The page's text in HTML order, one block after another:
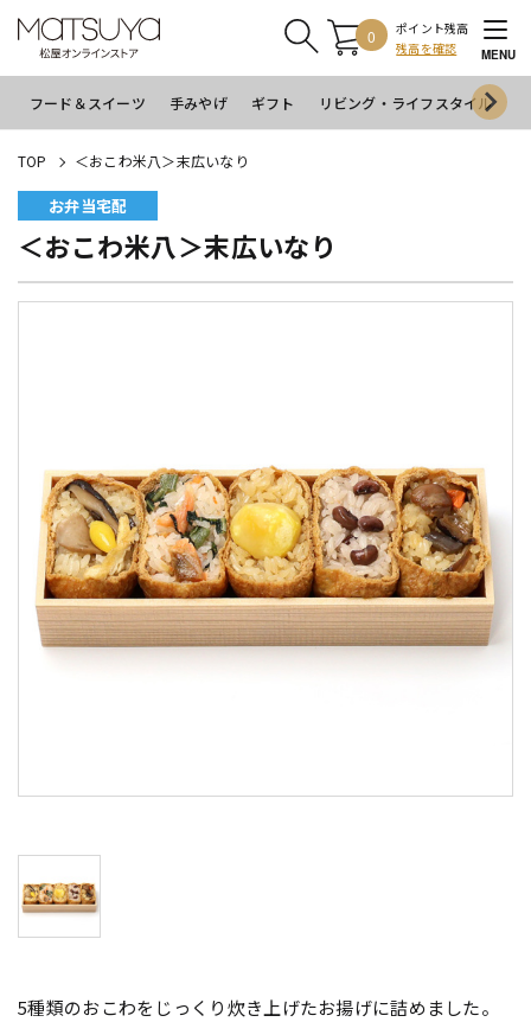
0
ポイント残高
残高を確認
MENU
フード＆スイーツ 手みやげ ギフト リビング・ライフスタイル
TOP ＜おこわ米八＞末広いなり
お弁当宅配
＜おこわ米八＞末広いなり
5種類のおこわをじっくり炊き上げたお揚げに詰めました。